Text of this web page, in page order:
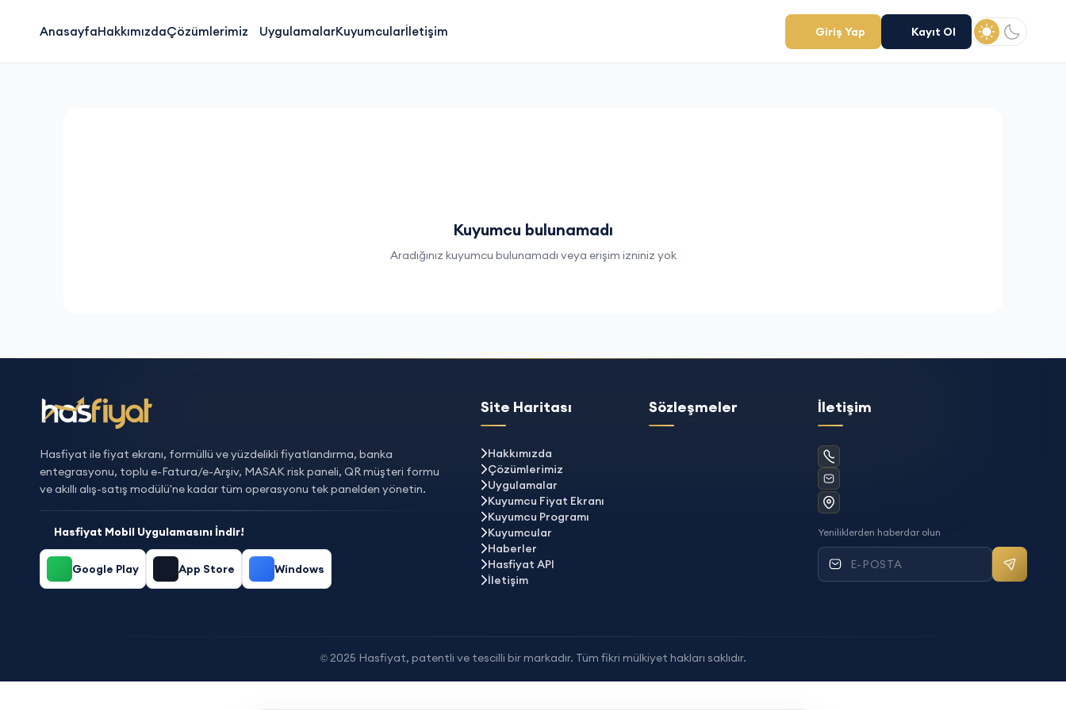
AnasayfaHakkımızdaÇözümlerimiz UygulamalarKuyumcularİletişim Giriş Yap Kayıt Ol
Açık tema
Koyu
Kuyumcu bulunamadı
Aradığınız kuyumcu bulunamadı veya erişim izniniz yok
Hasfiyat ile fiyat ekranı, formüllü ve yüzdelikli fiyatlandırma, banka
entegrasyonu, toplu e-Fatura/e-Arşiv, MASAK risk paneli, QR müşteri formu
ve akıllı alış-satış modülü'ne kadar tüm operasyonu tek panelden yönetin.
Hasfiyat Mobil Uygulamasını İndir!
Google Play App Store Windows
Site Haritası
Hakkımızda
Çözümlerimiz
Uygulamalar
Kuyumcu Fiyat Ekranı
Kuyumcu Programı
Kuyumcular
Haberler
Hasfiyat API
İletişim
Sözleşmeler İletişim
Yeniliklerden haberdar olun
Mail
©2025 Hasfiyat, patentli ve tescilli bir markadır. Tüm fikri mülkiyet hakları saklıdır.